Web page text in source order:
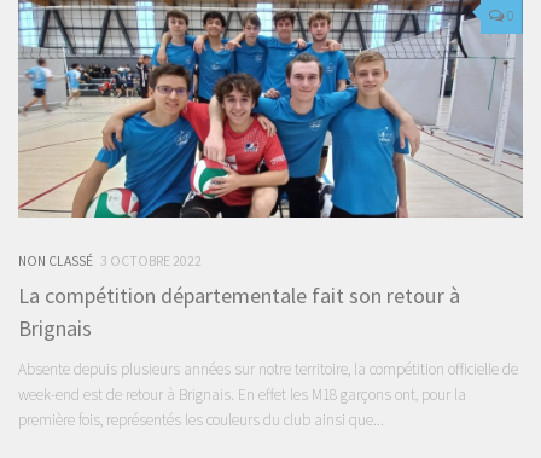
0
NON CLASSÉ 3 OCTOBRE 2022
La compétition départementale fait son retour à
Brignais
Absente depuis plusieurs années sur notre territoire, la compétition officielle de
week-end est de retour à Brignais. En effet les M18 garçons ont, pour la
première fois, représentés les couleurs du club ainsi que...